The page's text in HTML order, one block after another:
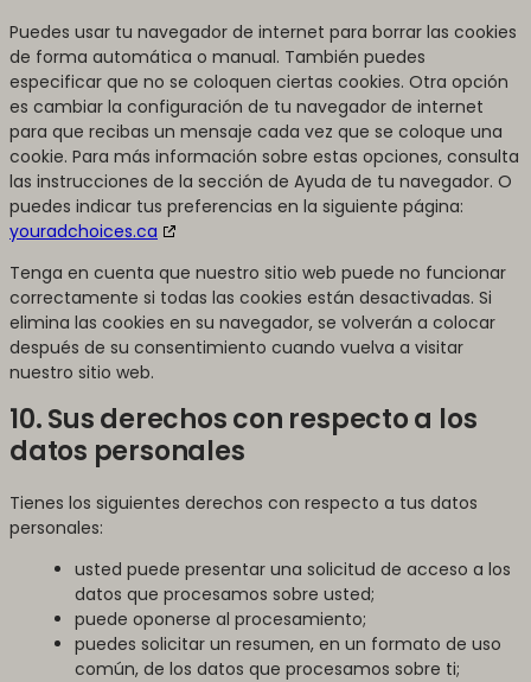
Puedes usar tu navegador de internet para borrar las cookies
de forma automática o manual. También puedes
especificar que no se coloquen ciertas cookies. Otra opción
es cambiar la configuración de tu navegador de internet
para que recibas un mensaje cada vez que se coloque una
cookie. Para más información sobre estas opciones, consulta
las instrucciones de la sección de Ayuda de tu navegador. O
puedes indicar tus preferencias en la siguiente página:
youradchoices.ca
Tenga en cuenta que nuestro sitio web puede no funcionar
correctamente si todas las cookies están desactivadas. Si
elimina las cookies en su navegador, se volverán a colocar
después de su consentimiento cuando vuelva a visitar
nuestro sitio web.
10. Sus derechos con respecto a los
datos personales
Tienes los siguientes derechos con respecto a tus datos
personales:
usted puede presentar una solicitud de acceso a los
datos que procesamos sobre usted;
puede oponerse al procesamiento;
puedes solicitar un resumen, en un formato de uso
común, de los datos que procesamos sobre ti;